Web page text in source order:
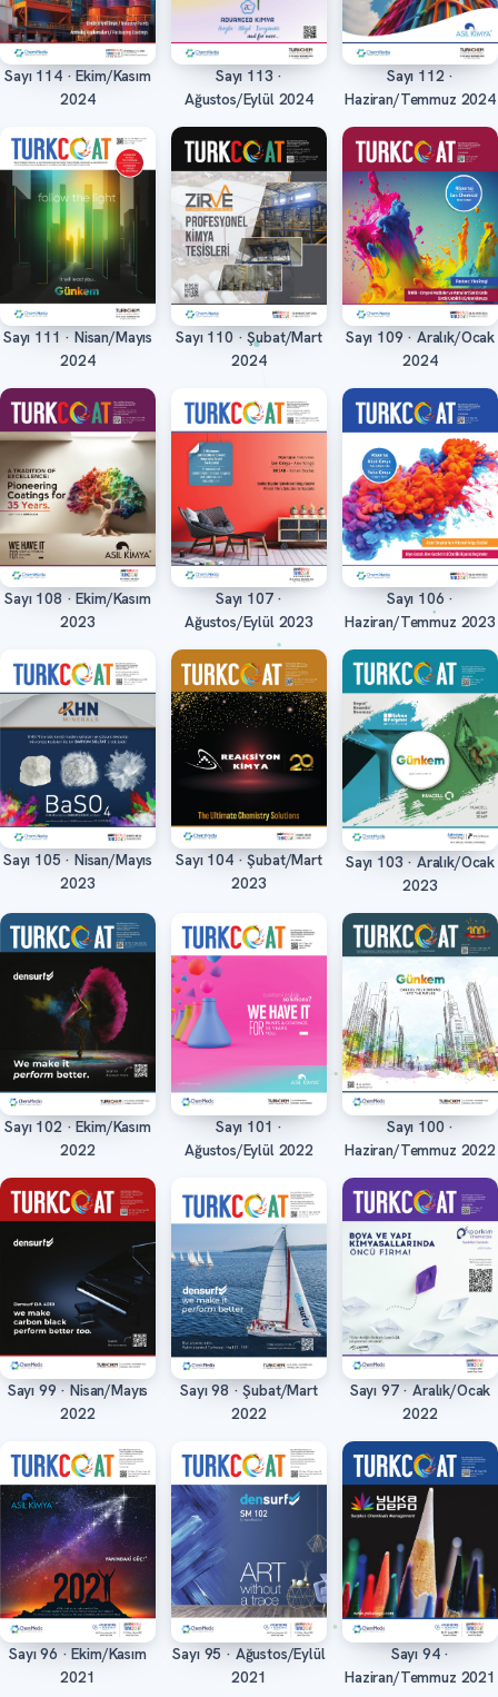
Oku
Sayı 114 · Ekim/Kasım
2024
Oku
Sayı 113 ·
Ağustos/Eylül 2024
Oku
Sayı 112 ·
Haziran/Temmuz 2024
Oku
Sayı 111 · Nisan/Mayıs
2024
Oku
Sayı 110 · Şubat/Mart
2024
Oku
Sayı 109 · Aralık/Ocak
2024
Oku
Sayı 108 · Ekim/Kasım
2023
Oku
Sayı 107 ·
Ağustos/Eylül 2023
Oku
Sayı 106 ·
Haziran/Temmuz 2023
Oku
Sayı 105 · Nisan/Mayıs
2023
Oku
Sayı 104 · Şubat/Mart
2023
Oku
Sayı 103 · Aralık/Ocak
2023
Oku
Sayı 102 · Ekim/Kasım
2022
Oku
Sayı 101 ·
Ağustos/Eylül 2022
Oku
Sayı 100 ·
Haziran/Temmuz 2022
Oku
Sayı 99 · Nisan/Mayıs
2022
Oku
Sayı 98 · Şubat/Mart
2022
Oku
Sayı 97 · Aralık/Ocak
2022
Oku
Sayı 96 · Ekim/Kasım
2021
Oku
Sayı 95 · Ağustos/Eylül
2021
Oku
Sayı 94 ·
Haziran/Temmuz 2021